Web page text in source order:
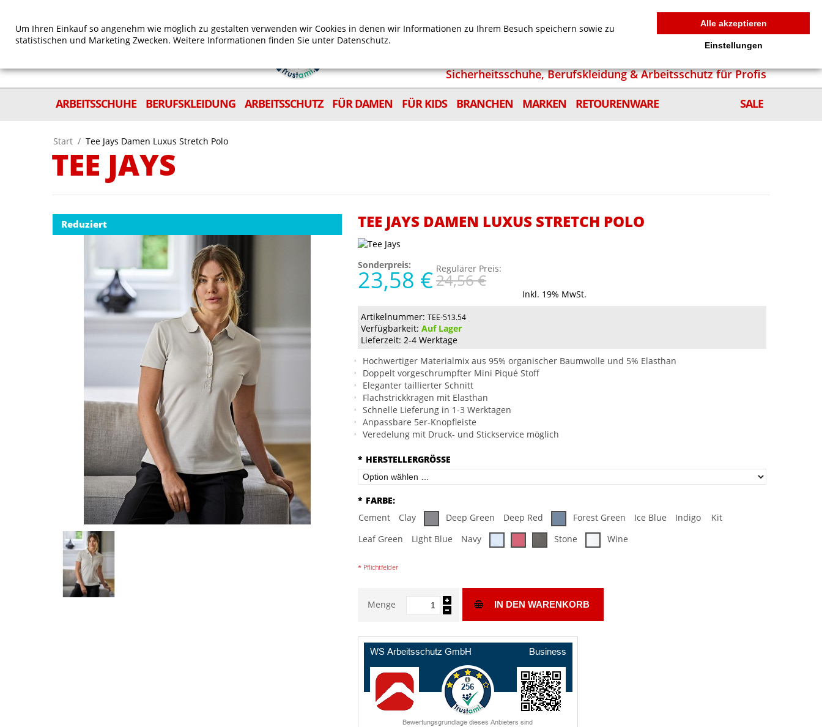
MEIN WARENKORB 0
Sicherheitsschuhe, Berufskleidung & Arbeitsschutz für Profis
ARBEITSSCHUHE
BERUFSKLEIDUNG ARBEITSSCHUTZ FÜR DAMEN FÜR KIDS BRANCHEN MARKEN RETOURENWARE SALE
Start / Tee Jays Damen Luxus Stretch Polo
TEE JAYS
Reduziert TEE JAYS DAMEN LUXUS STRETCH POLO
Sonderpreis:
23,58 € Regulärer Preis:
24,56 €
Inkl. 19% MwSt.
Artikelnummer: TEE-513.54
Verfügbarkeit: Auf Lager
Lieferzeit: 2-4 Werktage
Hochwertiger Materialmix aus 95% organischer Baumwolle und 5% Elasthan
Doppelt vorgeschrumpfter Mini Piqué Stoff
Eleganter taillierter Schnitt
Flachstrickkragen mit Elasthan
Schnelle Lieferung in 1-3 Werktagen
Anpassbare 5er-Knopfleiste
Veredelung mit Druck- und Stickservice möglich
* HERSTELLERGRÖSSE
* FARBE:
Cement
Clay Deep Green Deep Red Forest Green Ice Blue Indigo
Kit
Leaf Green
Light Blue Navy Stone Wine
* Pflichtfelder
Menge IN DEN WARENKORB
Um Ihren Einkauf so angenehm wie möglich zu gestalten verwenden wir Cookies in denen wir Informationen zu Ihrem Besuch speichern sowie zu
statistischen und Marketing Zwecken. Weitere Informationen finden Sie unter Datenschutz.
Alle akzeptieren
Einstellungen